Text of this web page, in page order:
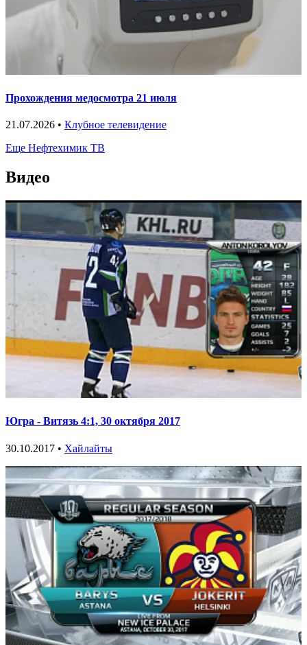
Прохождения медосмотра 21 июля
21.07.2026 • Клубное телевидение
Еще Нефтехимик ТВ
Видео
Югра - Витязь 4:1, 30 октября 2017
30.10.2017 • Хайлайты